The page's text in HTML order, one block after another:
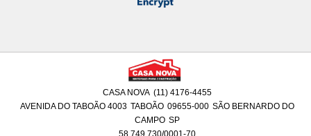
CASA NOVA (11) 4176-4455
AVENIDA DO TABOÃO 4003 TABOÃO 09655-000 SÃO BERNARDO DO
CAMPO SP
58.749.730/0001-70